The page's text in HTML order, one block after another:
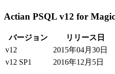
Actian PSQL v12 for Magic
バージョン リリース日
v12
2015年04月30日
v12 SP1
2016年12月5日